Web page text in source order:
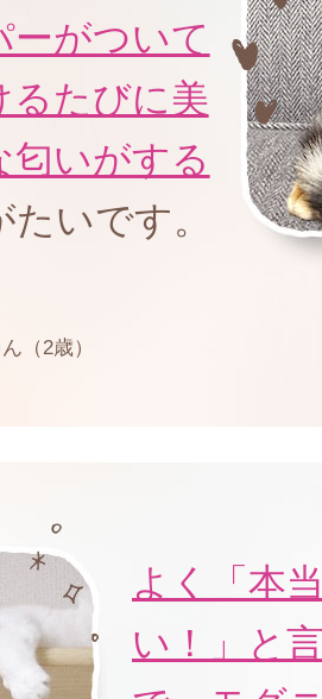
ーがついて
るたびに美
匂いがする
いです。
（2歳）
よく「本
い！」と